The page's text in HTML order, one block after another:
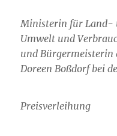
Ministerin für Land-
Umwelt und
und Bürgermeisterin
Doreen Boßdorf bei
Preisverleihung